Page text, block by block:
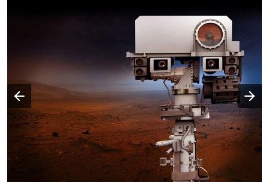
Poprzedni slajd
Następny slajd